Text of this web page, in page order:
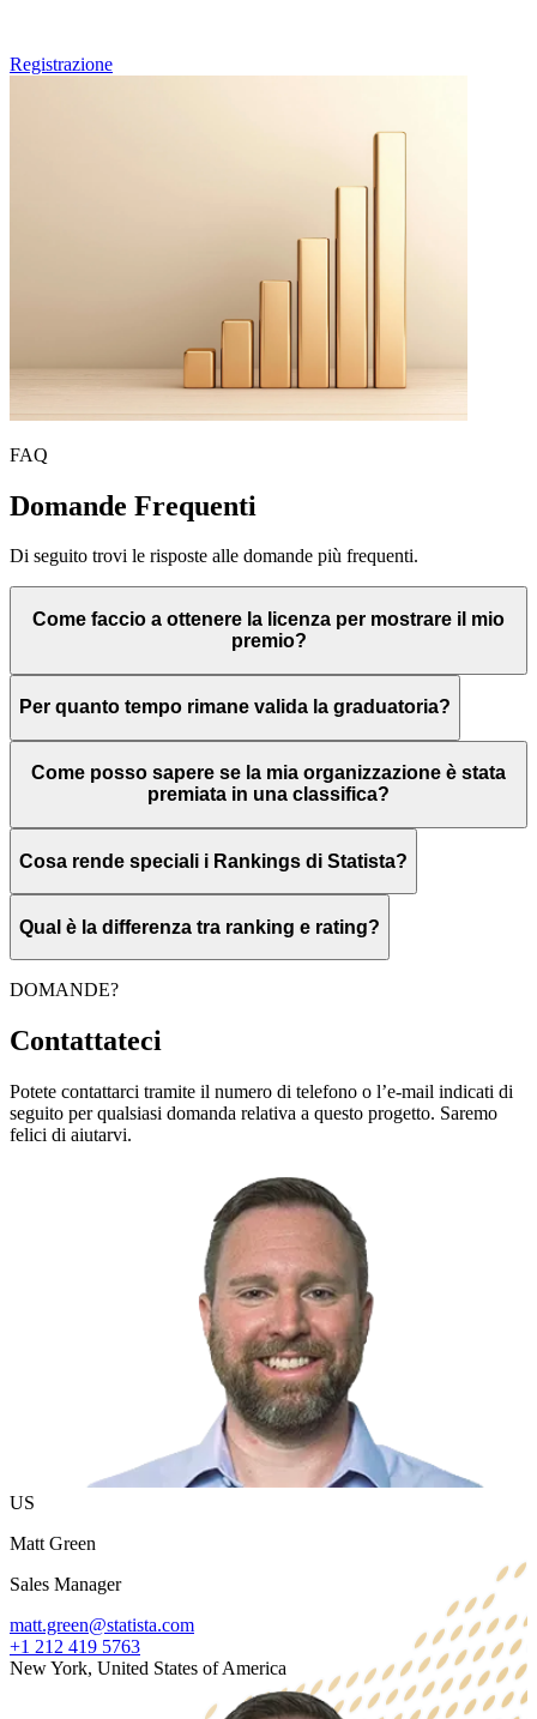
Registrazione
FAQ
Domande Frequenti
Di seguito trovi le risposte alle domande più frequenti.
Come faccio a ottenere la licenza per mostrare il mio
premio?
Per quanto tempo rimane valida la graduatoria?
Come posso sapere se la mia organizzazione è stata
premiata in una classifica?
Cosa rende speciali i Rankings di Statista?
Qual è la differenza tra ranking e rating?
DOMANDE?
Contattateci
Potete contattarci tramite il numero di telefono o l’e-mail indicati di
seguito per qualsiasi domanda relativa a questo progetto. Saremo
felici di aiutarvi.
US
Matt Green
Sales Manager
matt.green@statista.com
+1 212 419 5763
New York, United States of America